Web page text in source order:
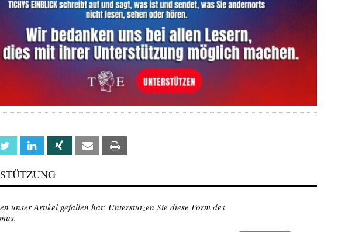
Twitter Linkedin Xing Email
unser Artikel gefallen hat: Unterstützen Sie diese Form des